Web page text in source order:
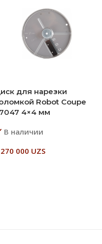
для нарезки
Robot Coupe
4×4 мм
В наличии
000 UZS